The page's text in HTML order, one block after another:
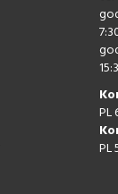
PL
PL